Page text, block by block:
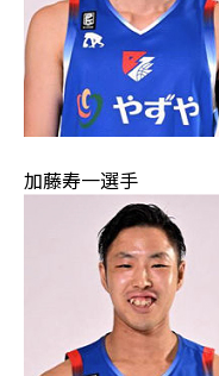
加藤寿一選手